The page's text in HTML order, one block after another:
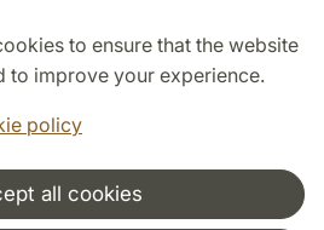
to ensure that the website
to improve your experience.
policy
all cookies
and network